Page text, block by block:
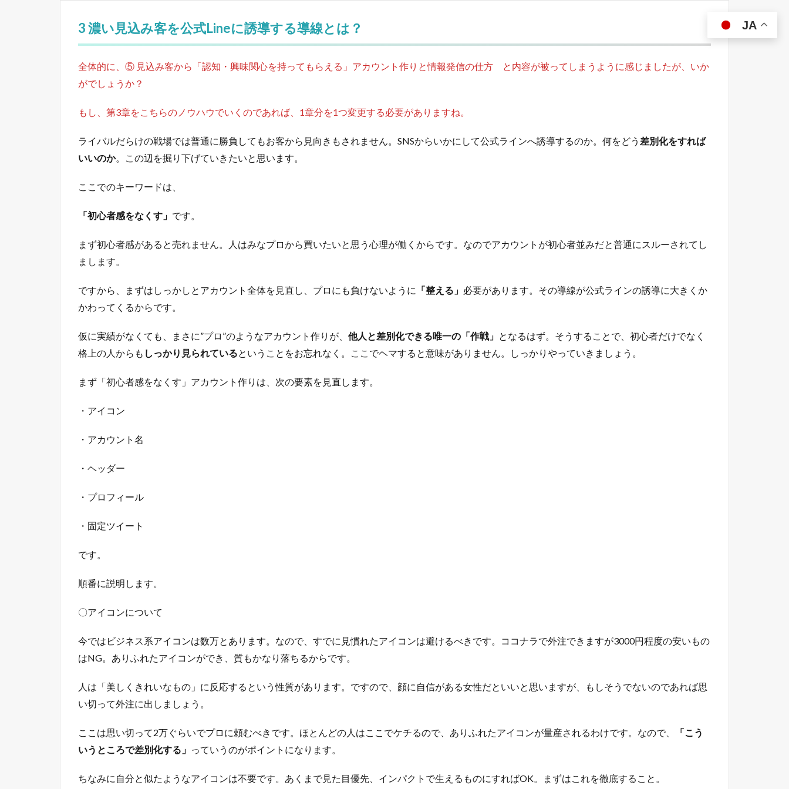
3 濃い見込み客を公式Lineに誘導する導線とは？
全体的に、⑤ 見込み客から「認知・興味関心を持ってもらえる」アカウント作りと情報発信の仕方 と内容が被ってしまうように感じましたが、いか
がでしょうか？
もし、第3章をこちらのノウハウでいくのであれば、1章分を1つ変更する必要がありますね。
ライバルだらけの戦場では普通に勝負してもお客から見向きもされません。SNSからいかにして公式ラインへ誘導するのか。何をどう 差別化をすれば
いいのか。この辺を掘り下げていきたいと思います。
ここでのキーワードは、
「初心者感をなくす」 です。
まず初心者感があると売れません。人はみなプロから買いたいと思う心理が働くからです。なのでアカウントが初心者並みだと普通にスルーされてし
まします。
ですから、まずはしっかしとアカウント全体を見直し、プロにも負けないように 「整える」 必要があります。その導線が公式ラインの誘導に大きくか
かわってくるからです。
仮に実績がなくても、まさに”プロ”のようなアカウント作りが、 他人と差別化できる唯一の「作戦」 となるはず。そうすることで、初心者だけでなく
格上の人からも しっかり見られているということをお忘れなく。ここでヘマすると意味がありません。しっかりやっていきましょう。
まず「初心者感をなくす」アカウント作りは、次の要素を見直します。
・アイコン
・アカウント名
・ヘッダー
・プロフィール
・固定ツイート
です。
順番に説明します。
〇アイコンについて
今ではビジネス系アイコンは数万とあります。なので、すでに見慣れたアイコンは避けるべきです。ココナラで外注できますが3000円程度の安いもの
はNG。ありふれたアイコンができ、質もかなり落ちるからです。
人は「美しくきれいなもの」に反応するという性質があります。ですので、顔に自信がある女性だといいと思いますが、もしそうでないのであれば思
い切って外注に出しましょう。
ここは思い切って2万ぐらいでプロに頼むべきです。ほとんどの人はここでケチるので、ありふれたアイコンが量産されるわけです。なので、
「こう
いうところで差別化する」 っていうのがポイントになります。
ちなみに自分と似たようなアイコンは不要です。あくまで見た目優先、インパクトで生えるものにすればOK。まずはこれを徹底すること。
JA